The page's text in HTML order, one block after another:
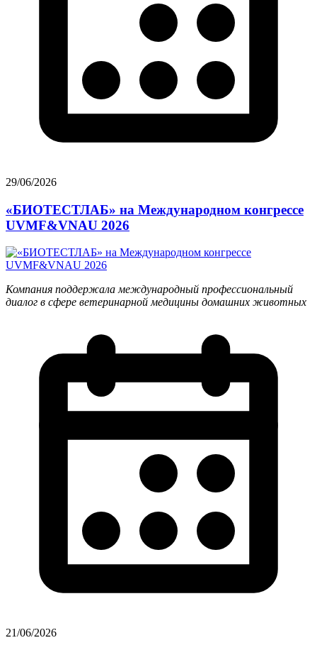
29/06/2026
«БИОТЕСТЛАБ» на Международном конгрессе
UVMF&VNAU 2026
Компания поддержала международный профессиональный
диалог в сфере ветеринарной медицины домашних животных
21/06/2026